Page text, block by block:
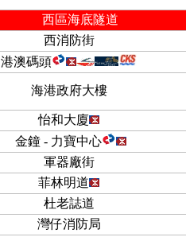
西區海底隧道
西消防街
港澳碼頭
海港政府大樓
怡和大廈
金鐘 - 力寶中心
軍器廠街
菲林明道
杜老誌道
灣仔消防局